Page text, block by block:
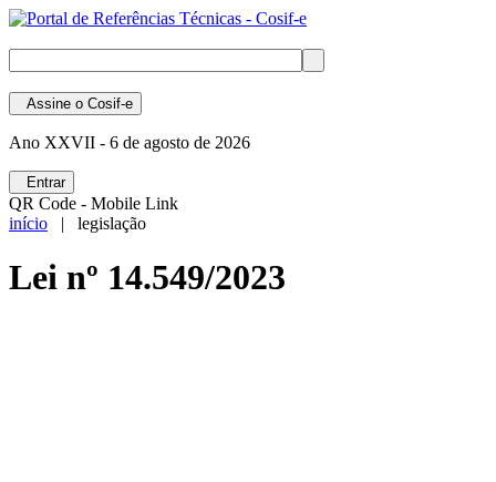
Assine o Cosif-e
Ano XXVII - 6 de agosto de 2026
Entrar
QR Code - Mobile Link
início | legislação
Lei nº 14.549/2023